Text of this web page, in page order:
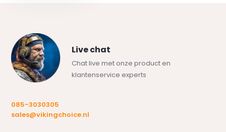
Live chat
Chat live met onze product en
klantenservice experts
085-3030305
sales@vikingchoice.nl